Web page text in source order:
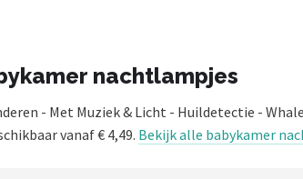
nachtlampjes
- Met Muziek & Licht - Huildetectie -
vanaf € 4,49. Bekijk alle babykamer